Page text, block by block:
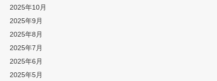
2025年10月
2025年9月
2025年8月
2025年7月
2025年6月
2025年5月